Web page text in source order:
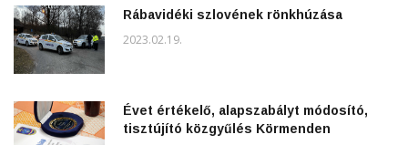
Rábavidéki szlovének rönkhúzása
2023.02.19.
Évet értékelő, alapszabályt módosító,
tisztújító közgyűlés Körmenden